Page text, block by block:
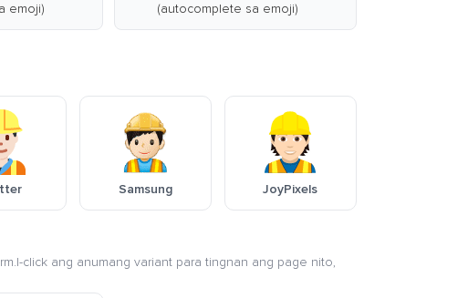
emoji)
(autocomplete sa emoji)
Samsung JoyPixels
click ang anumang variant para tingnan ang page nito,